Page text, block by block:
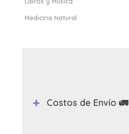
Medicina Natural
Costos de Envío 🚛